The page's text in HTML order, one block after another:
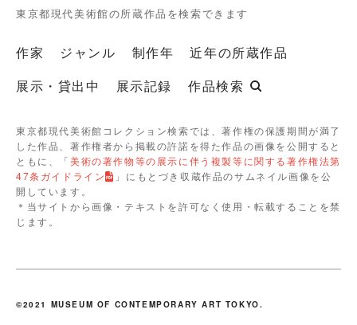
東京都現代美術館の所蔵作品を検索できます
作家 ジャンル 制作年
近年の所蔵作品
展示・貸出中
展示記録 作品検索
東京都現代美術館コレクション検索では、著作権の保護期間が満了
した作品、著作権者から掲載の許諾を得た作品の画像を公開すると
ともに、「美術の著作物等の展示に伴う複製等に関する著作権法第
47条ガイドライン
」にもとづき収蔵作品のサムネイル画像を公
開しています。
＊当サイトから画像・テキストを許可なく使用・転載することを禁
じます。
©2021 MUSEUM OF CONTEMPORARY ART TOKYO.